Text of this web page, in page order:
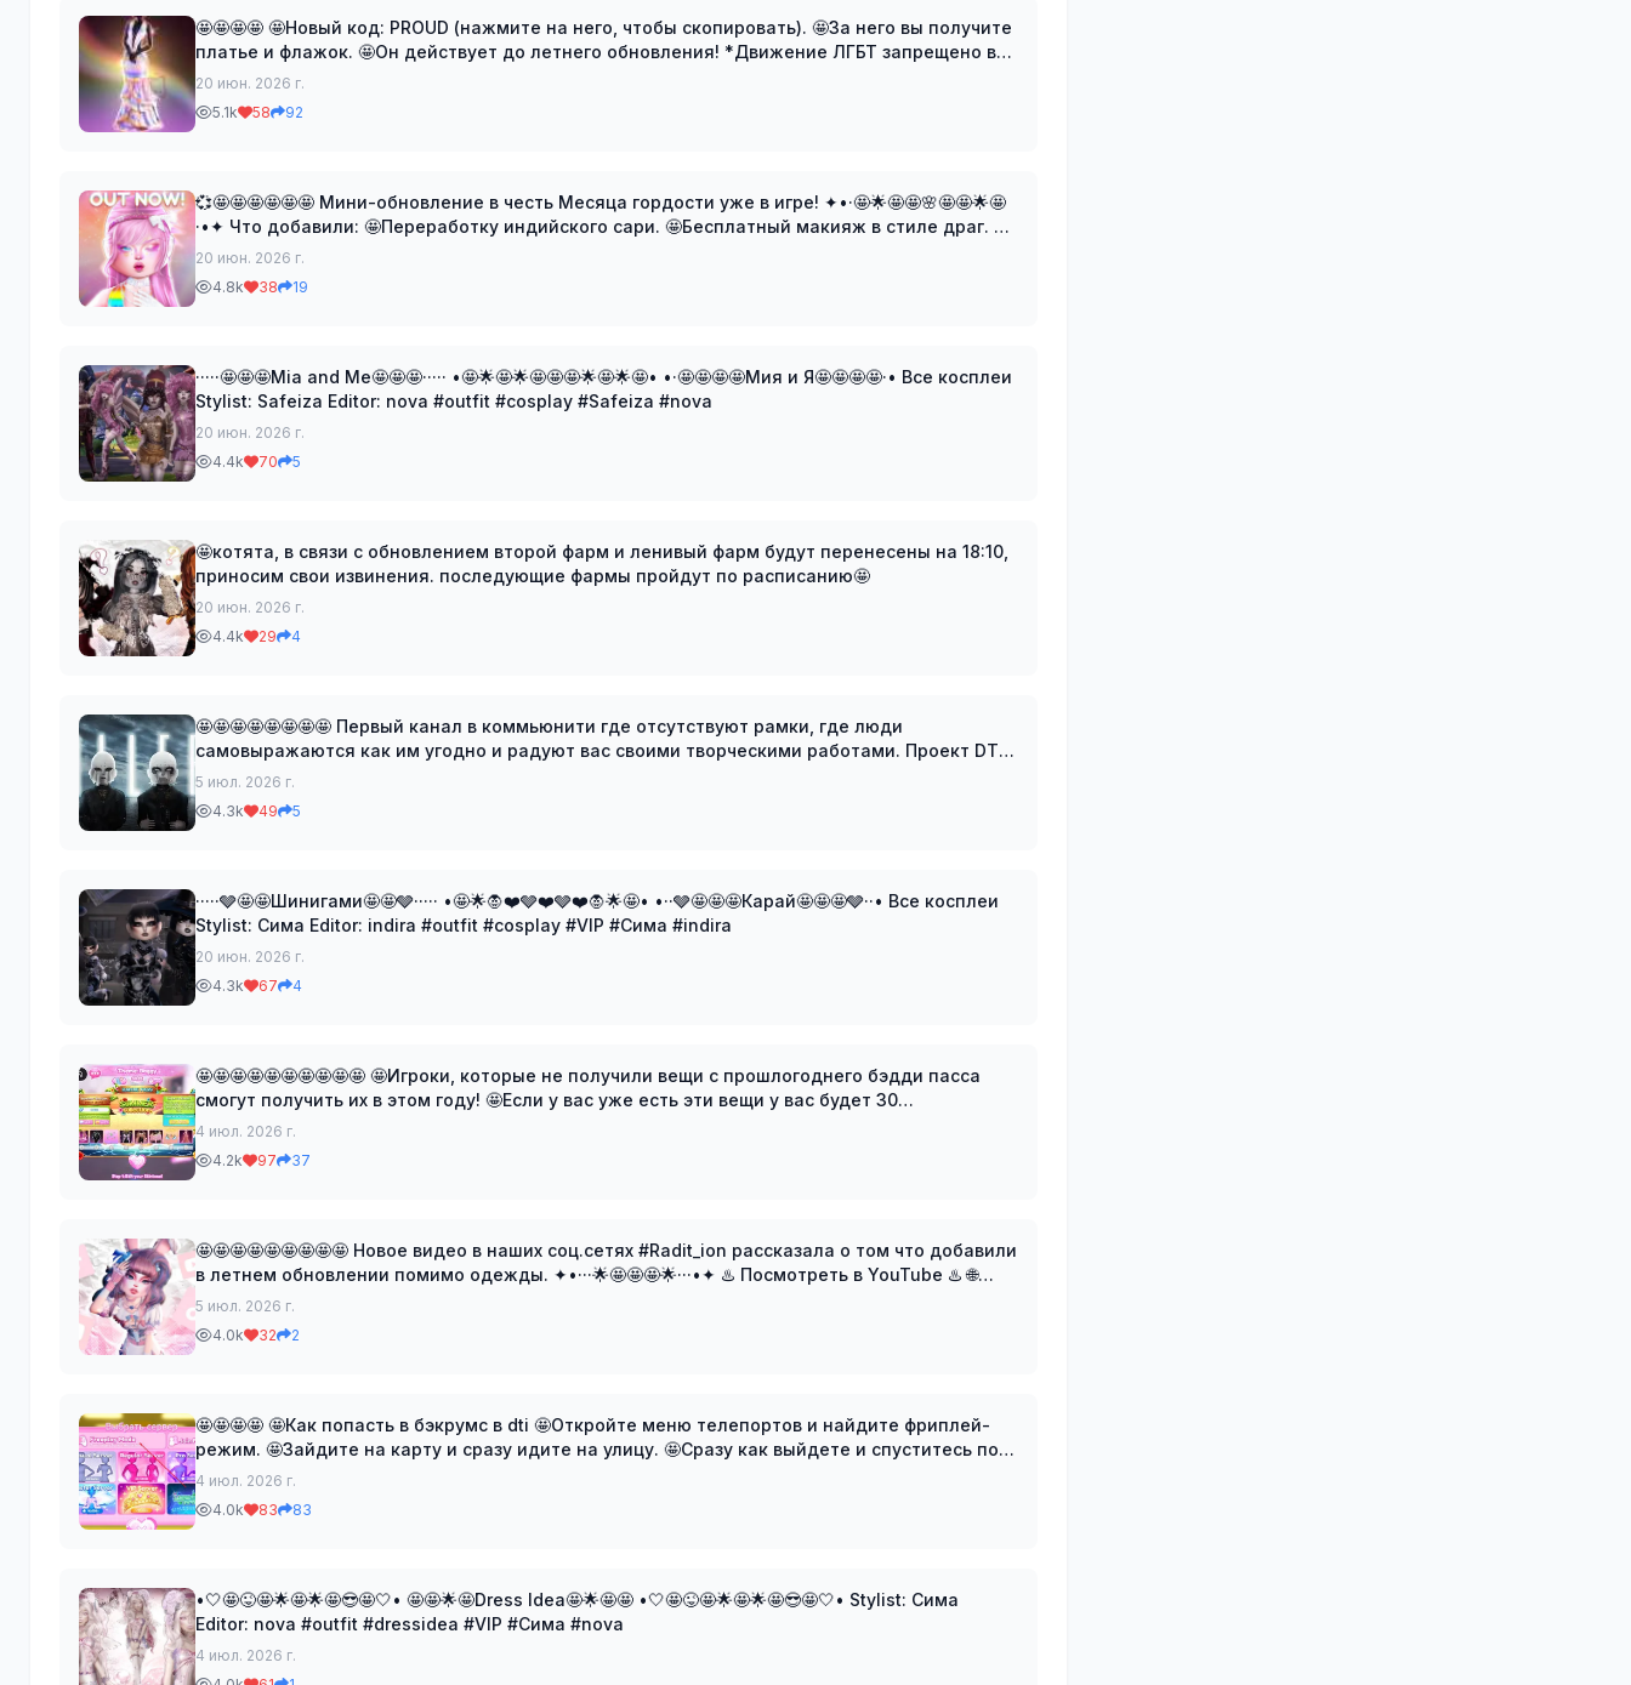
🤩🤩🤩🤩 🤩Новый код: PROUD (нажмите на него, чтобы скопировать). 🤩За него вы получите
платье и флажок. 🤩Он действует до летнего обновления! *Движение ЛГБТ запрещено в
РФ. #code #review
20 июн. 2026 г.
5.1k
58 92
💞🤩🤩🤩🤩🤩🤩 Мини-обновление в честь Месяца гордости уже в игре! ✦•·🤩🌟🤩🤩🌸🤩🤩🌟🤩
·•✦ Что добавили: 🤩Переработку индийского сари. 🤩Бесплатный макияж в стиле драг. 🤩
Новый код за который вы п
20 июн. 2026 г.
4.8k
38 19
·····🤩🤩🤩Mia and Me🤩🤩🤩····· •🤩🌟🤩🌟🤩🤩🤩🌟🤩🌟🤩• •·🤩🤩🤩🤩Мия и Я🤩🤩🤩🤩·• Все косплеи
Stylist: Safeiza Editor: nova #outfit #cosplay #Safeiza #nova
20 июн. 2026 г.
4.4k
70 5
🤩котята, в связи с обновлением второй фарм и ленивый фарм будут перенесены на 18:10,
приносим свои извинения. последующие фармы пройдут по расписанию🤩
20 июн. 2026 г.
4.4k
29 4
🤩🤩🤩🤩🤩🤩🤩🤩 Первый канал в коммьюнити где отсутствуют рамки, где люди
самовыражаются как им угодно и радуют вас своими творческими работами. Проект DTI
5 июл. 2026 г.
4.3k
49 5
·····🩶🤩🤩Шинигами🤩🤩🩶····· •🤩🌟🧛❤️🩶❤️🩶❤️🧛🌟🤩• •··🩶🤩🤩🤩Карай🤩🤩🤩🩶··• Все косплеи
Stylist: Сима Editor: indira #outfit #cosplay #VIP #Сима #indira
20 июн. 2026 г.
4.3k
67 4
🤩🤩🤩🤩🤩🤩🤩🤩🤩🤩 🤩Игроки, которые не получили вещи с прошлогоднего бэдди пасса
смогут получить их в этом году! 🤩Если у вас уже есть эти вещи у вас будет 30
стандартных уровней. #review
4 июл. 2026 г.
4.2k
97 37
🤩🤩🤩🤩🤩🤩🤩🤩🤩 Новое видео в наших соц.сетях #Radit_ion рассказала о том что добавили
в летнем обновлении помимо одежды. ✦•···🌟🤩🤩🤩🌟···•✦ ♨️ Посмотреть в YouTube ♨️ 🌐
Посмотреть в TikTok 🌐 ✦
5 июл. 2026 г.
4.0k
32 2
🤩🤩🤩🤩 🤩Как попасть в бэкрумс в dti 🤩Откройте меню телепортов и найдите фриплей-
режим. 🤩Зайдите на карту и сразу идите на улицу. 🤩Сразу как выйдете и спуститесь по
лестнице, поверните налево. 🤩
4 июл. 2026 г.
4.0k
83 83
•🤍🤩😜🤩🌟🤩🌟🤩😎🤩🤍• 🤩🤩🌟🤩Dress Idea🤩🌟🤩🤩 •🤍🤩😜🤩🌟🤩🌟🤩😎🤩🤍• Stylist: Сима
Editor: nova #outfit #dressidea #VIP #Сима #nova
4 июл. 2026 г.